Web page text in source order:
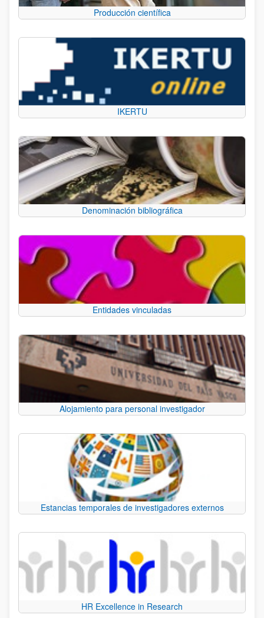
Producción científica
IKERTU
Denominación bibliográfica
Entidades vinculadas
Alojamiento para personal investigador
Estancias temporales de investigadores externos
HR Excellence in Research